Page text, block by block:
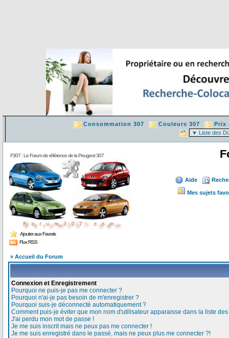
Consommation 307 Couleurs 307 Prix
F307 : Le Forum de référence de la Peugeot 307
Ajouter aux Favoris
Flux RSS
Aide
Mes sujets
» Accueil du Forum
Connexion et Enregistrement
Pourquoi ne puis-je pas me connecter ?
Pourquoi n'ai-je pas besoin de m'enregistrer ?
Pourquoi suis-je déconnecté automatiquement ?
Comment puis-je éviter que mon nom d'utilisateur apparaisse dans la liste
J'ai perdu mon mot de passe !
Je me suis inscrit mais ne peux pas me connecter !
Je me suis enregistré dans le passé, mais ne peux plus me connecter ?!